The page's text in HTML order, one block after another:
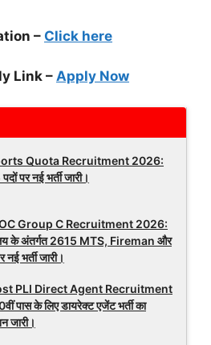
– Click here
Link – Apply Now
Quota Recruitment 2026:
पर नई भर्ती जारी।
Group C Recruitment 2026:
के अंतर्गत 2615 MTS, Fireman और
नई भर्ती जारी।
PLI Direct Agent Recruitment
पास के लिए डायरेक्ट एजेंट भर्ती का
जारी।